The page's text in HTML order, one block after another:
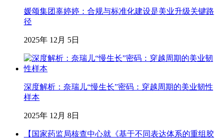
媛颂集团辜婷婷：合规与标准化建设是美业升级关键路
径
2025年 12月 5日
深度解析：奈瑞儿“慢生长”密码：穿越周期的美业韧性
样本
2025年 12月 8日
【国家药监局核查中心就《基于不同表达体系的重组胶